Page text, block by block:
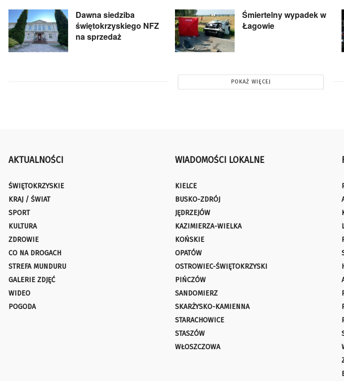
Dawna siedziba
świętokrzyskiego NFZ
na sprzedaż
Śmiertelny wypadek w
Łagowie
POKAŻ WIĘCEJ
AKTUALNOŚCI
ŚWIĘTOKRZYSKIE
KRAJ / ŚWIAT
SPORT
KULTURA
ZDROWIE
CO NA DROGACH
STREFA MUNDURU
GALERIE ZDJĘĆ
WIDEO
POGODA
WIADOMOŚCI LOKALNE
KIELCE
BUSKO-ZDRÓJ
JĘDRZEJÓW
KAZIMIERZA-WIELKA
KOŃSKIE
OPATÓW
OSTROWIEC-ŚWIĘTOKRZYSKI
PIŃCZÓW
SANDOMIERZ
SKARŻYSKO-KAMIENNA
STARACHOWICE
STASZÓW
WŁOSZCZOWA